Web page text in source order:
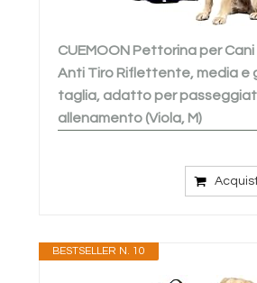
CUEMOON Pettorina per
Anti Tiro Riflettente, media e
taglia, adatto per
allenamento (Viola, M)
BESTSELLER N. 10